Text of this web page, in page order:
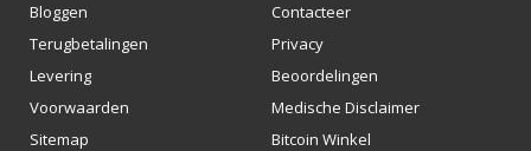
Bloggen
Contacteer
Terugbetalingen
Privacy
Levering
Beoordelingen
Voorwaarden
Medische Disclaimer
Sitemap
Bitcoin Winkel